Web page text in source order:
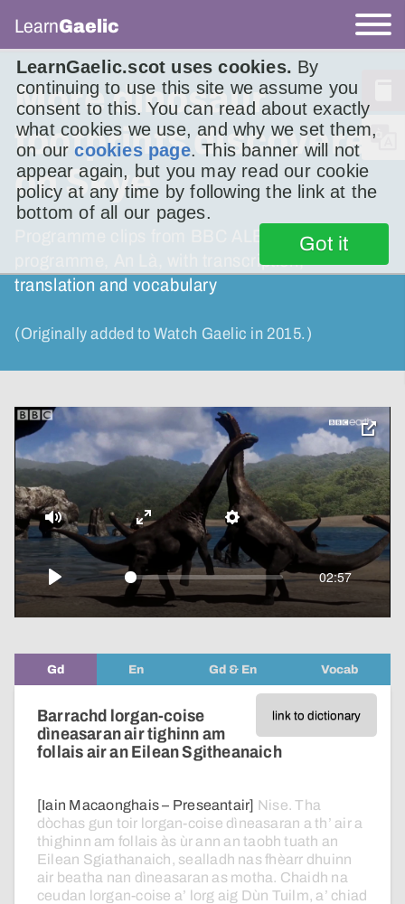
LearnGaelic.scot uses cookies. By
continuing to use this site we assume you
consent to this. You can read about exactly
what cookies we use, and why we set them,
on ourcookies page. This banner will not
appear again, but you may read our cookie
policy at any time by following the link at the
bottom of all our pages.
Got it
LearnGaelic
More dinosaur
footprints discovered
on Skye
Programme clips from BBC ALBA’s news
programme, An Là, with transcription,
translation and vocabulary
(Originally added to Watch Gaelic in 2015.)
Play
02:57
Mute Settings
Enter
fullscreen
toggle
pop-
over
video
Gd En Gd & En Vocab
link to dictionary
Barrachd lorgan-coise
dìneasaran air tighinn am
follais air an Eilean Sgitheanaich
[Iain Macaonghais – Preseantair] Nise. Tha
dòchas gun toir lorgan-coise dìneasaran a th’ air a
thighinn am follais às ùr ann an taobh tuath an
Eilean Sgiathanaich, sealladh nasfhèarr dhuinn
air beatha nan dìneasaran as motha. Chaidh na
ceudan lorgan-coise a’ lorg aig Dùn Tuilm, a’ chiad